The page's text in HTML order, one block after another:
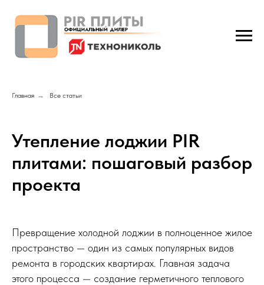
Главная → Все статьи
Утепление лоджии PIR
плитами: пошаговый разбор
проекта
Превращение холодной лоджии в полноценное жилое
пространство — один из самых популярных видов
ремонта в городских квартирах. Главная задача
этого процесса — создание герметичного теплового